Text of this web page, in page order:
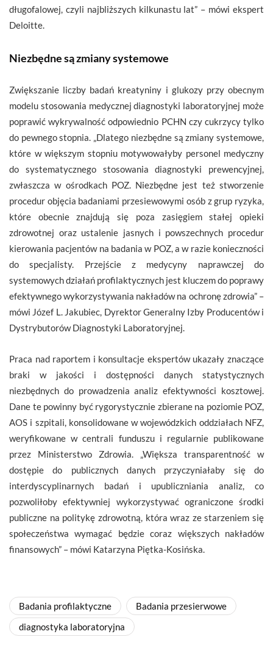
długofalowej, czyli najbliższych kilkunastu lat” – mówi ekspert
Deloitte.
Niezbędne są zmiany systemowe
Zwiększanie liczby badań kreatyniny i glukozy przy obecnym
modelu stosowania medycznej diagnostyki laboratoryjnej może
poprawić wykrywalność odpowiednio PCHN czy cukrzycy tylko
do pewnego stopnia. „Dlatego niezbędne są zmiany systemowe,
które w większym stopniu motywowałyby personel medyczny
do systematycznego stosowania diagnostyki prewencyjnej,
zwłaszcza w ośrodkach POZ. Niezbędne jest też stworzenie
procedur objęcia badaniami przesiewowymi osób z grup ryzyka,
które obecnie znajdują się poza zasięgiem stałej opieki
zdrowotnej oraz ustalenie jasnych i powszechnych procedur
kierowania pacjentów na badania w POZ, a w razie konieczności
do specjalisty. Przejście z medycyny naprawczej do
systemowych działań profilaktycznych jest kluczem do poprawy
efektywnego wykorzystywania nakładów na ochronę zdrowia” –
mówi Józef L. Jakubiec, Dyrektor Generalny Izby Producentów i
Dystrybutorów Diagnostyki Laboratoryjnej.
Praca nad raportem i konsultacje ekspertów ukazały znaczące
braki w jakości i dostępności danych statystycznych
niezbędnych do prowadzenia analiz efektywności kosztowej.
Dane te powinny być rygorystycznie zbierane na poziomie POZ,
AOS i szpitali, konsolidowane w wojewódzkich oddziałach NFZ,
weryfikowane w centrali funduszu i regularnie publikowane
przez Ministerstwo Zdrowia. „Większa transparentność w
dostępie do publicznych danych przyczyniałaby się do
interdyscyplinarnych badań i upubliczniania analiz, co
pozwoliłoby efektywniej wykorzystywać ograniczone środki
publiczne na politykę zdrowotną, która wraz ze starzeniem się
społeczeństwa wymagać będzie coraz większych nakładów
finansowych” – mówi Katarzyna Piętka-Kosińska.
Badania profilaktyczne
Badania przesierwowe
diagnostyka laboratoryjna